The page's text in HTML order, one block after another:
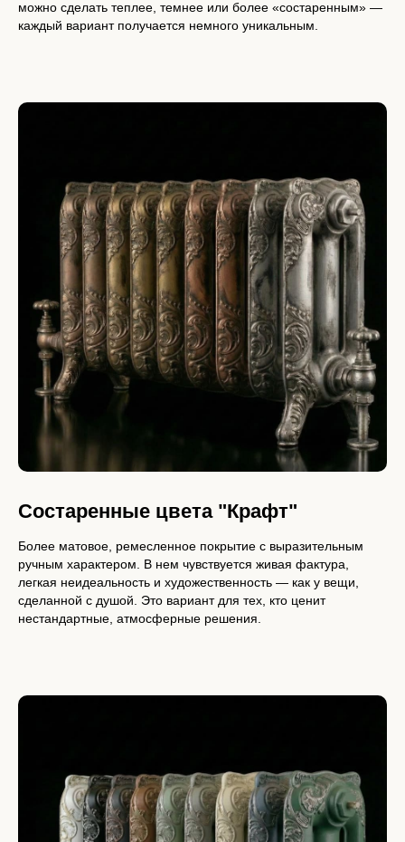
можно сделать теплее, темнее или более «состаренным» —
каждый вариант получается немного уникальным.
Состаренные цвета "Крафт"
Более матовое, ремесленное покрытие с выразительным
ручным характером. В нем чувствуется живая фактура,
легкая неидеальность и художественность — как у вещи,
сделанной с душой. Это вариант для тех, кто ценит
нестандартные, атмосферные решения.